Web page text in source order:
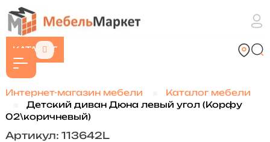
КАТАЛОГ
Интернет-магазин мебели
Каталог мебели
Детский диван Дюна левый угол (Корфу
02\коричневый)
Артикул: 113642L